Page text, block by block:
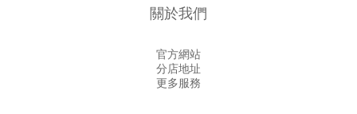
關於我們
官方網站
分店地址
更多服務